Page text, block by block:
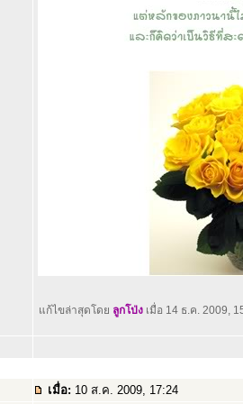
แก้ไขล่าสุดโดย ลูกโป่ง เมื่อ 14 ธ.ค. 2009,
เมื่อ: 10 ส.ค. 2009, 17:24